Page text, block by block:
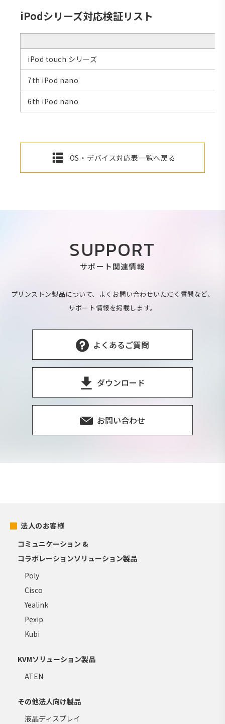
iPodシリーズ対応検証リスト
iPod touch シリーズ
7th iPod nano
6th iPod nano
OS・デバイス対応表一覧へ戻る
SUPPORT
サポート関連情報
プリンストン製品について、よくお問い合わせいただく質問など、
サポート情報を掲載します。
よくあるご質問
ダウンロード
お問い合わせ
法人のお客様
コミュニケーション &
コラボレーションソリューション製品
Poly
Cisco
Yealink
Pexip
Kubi
KVMソリューション製品
ATEN
その他法人向け製品
液晶ディスプレイ